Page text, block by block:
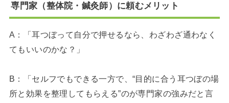
専門家（整体院・鍼灸師）に頼むメリット
A：「耳つぼって自分で押せるなら、わざわざ通わなく
てもいいのかな？」
B：「セルフでもできる一方で、“目的に合う耳つぼの場
所と効果を整理してもらえる”のが専門家の強みだと言